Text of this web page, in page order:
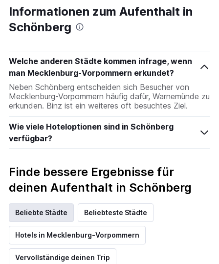
Informationen zum Aufenthalt in
Schönberg
Welche anderen Städte kommen infrage, wenn
man Mecklenburg-Vorpommern erkundet?
Neben Schönberg entscheiden sich Besucher von
Mecklenburg-Vorpommern häufig dafür, Warnemünde zu
erkunden. Binz ist ein weiteres oft besuchtes Ziel.
Wie viele Hoteloptionen sind in Schönberg
verfügbar?
Finde bessere Ergebnisse für
deinen Aufenthalt in Schönberg
Beliebte Städte Beliebteste Städte
Hotels in Mecklenburg-Vorpommern
Vervollständige deinen Trip